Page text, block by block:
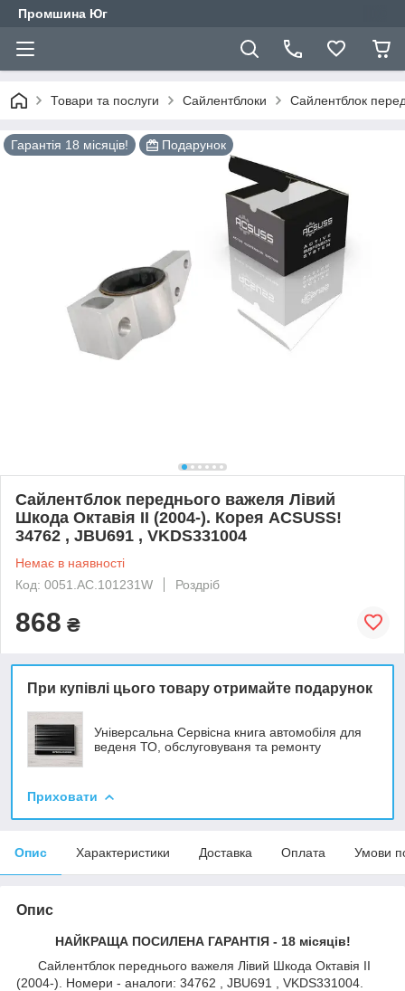
Промшина Юг
Товари та послуги Сайлентблоки Сайлентблок
Гарантія 18 місяців! Подарунок
Сайлентблок переднього важеля Лівий
Шкода Октавія II (2004-). Корея ACSUSS!
34762 , JBU691 , VKDS331004
Немає в наявності
Код: 0051.AC.101231W
Роздріб
868 ₴
При купівлі цього товару отримайте подарунок
Універсальна Сервісна книга автомобіля для
веденя ТО, обслуговуваня та ремонту
Приховати
Опис Характеристики Доставка Оплата Умови
Опис
НАЙКРАЩА ПОСИЛЕНА ГАРАНТІЯ - 18 місяців!
Сайлентблок переднього важеля Лівий Шкода Октавія II
(2004-). Номери - аналоги: 34762 , JBU691 , VKDS331004.